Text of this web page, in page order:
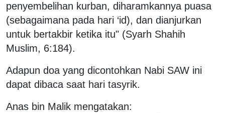
penyembelihan kurban, diharamkannya puasa
(sebagaimana pada hari ‘id), dan dianjurkan
untuk bertakbir ketika itu" (Syarh Shahih
Muslim, 6:184).
Adapun doa yang dicontohkan Nabi SAW ini
dapat dibaca saat hari tasyrik.
Anas bin Malik mengatakan: